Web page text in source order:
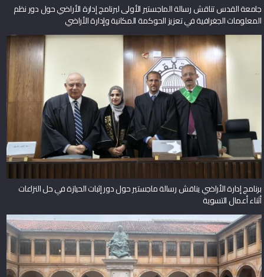
جامعة القدس تناقش رسالة الماجستير الأولى لبرنامج إدارة الأراضي حول دور نظم
المعلومات الجغرافية في تعزيز الحوكمة المكانية وإدارة الأراضي
برنامج إدارة الأراضي يناقش رسالة ماجستير حول دور إثبات الحيازة في حل النزاعات
أثناء أعمال التسوية